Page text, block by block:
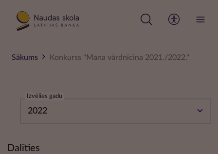
Sākums Konkurss "Mana vārdnīciņa 2021./2022."
Izvēlies gadu
2022
Dalīties